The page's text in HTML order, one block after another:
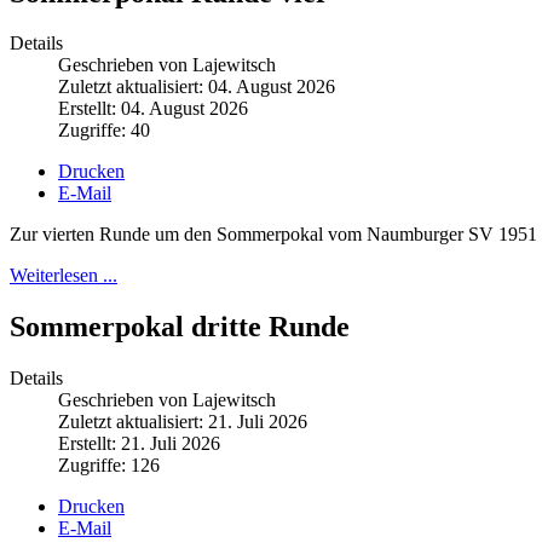
Details
Geschrieben von Lajewitsch
Zuletzt aktualisiert: 04. August 2026
Erstellt: 04. August 2026
Zugriffe: 40
Drucken
E-Mail
Zur vierten Runde um den Sommerpokal vom Naumburger SV
Weiterlesen ...
Sommerpokal dritte Runde
Details
Geschrieben von Lajewitsch
Zuletzt aktualisiert: 21. Juli 2026
Erstellt: 21. Juli 2026
Zugriffe: 126
Drucken
E-Mail